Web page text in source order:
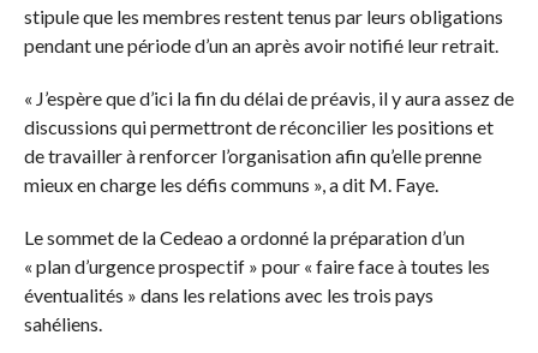
stipule que les membres restent tenus par leurs obligations
pendant une période d’un an après avoir notifié leur retrait.
« J’espère que d’ici la fin du délai de préavis, il y aura assez de
discussions qui permettront de réconcilier les positions et
de travailler à renforcer l’organisation afin qu’elle prenne
mieux en charge les défis communs », a dit M. Faye.
Le sommet de la Cedeao a ordonné la préparation d’un
« plan d’urgence prospectif » pour « faire face à toutes les
éventualités » dans les relations avec les trois pays
sahéliens.